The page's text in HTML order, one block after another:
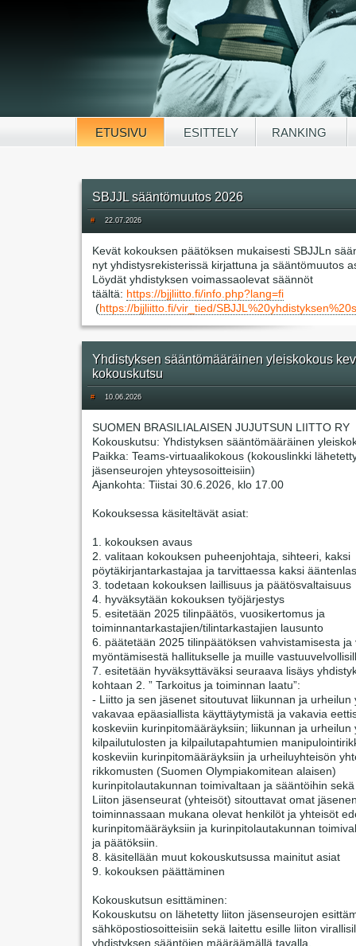
ETUSIVU ESITTELY RANKING
SBJJL sääntömuutos 2026
# 22.07.2026
Kevät kokouksen päätöksen mukaisesti SBJJLn
nyt yhdistysrekisterissä kirjattuna ja sääntömuutos
Löydät yhdistyksen voimassaolevat säännöt
täältä: https://bjjliitto.fi/info.php?lang=fi
(https://bjjliitto.fi/vir_tied/
Yhdistyksen sääntömääräinen yleiskokous
kokouskutsu
# 10.06.2026
SUOMEN BRASILIALAISEN JUJUTSUN LIITTO RY
Kokouskutsu: Yhdistyksen sääntömääräinen
Paikka: Teams-virtuaalikokous (kokouslinkki
jäsenseurojen yhteysosoitteisiin)
Ajankohta: Tiistai 30.6.2026, klo 17.00
Kokouksessa käsiteltävät asiat:
1. kokouksen avaus
2. valitaan kokouksen puheenjohtaja, sihteeri, kaksi
pöytäkirjantarkastajaa ja tarvittaessa kaksi
3. todetaan kokouksen laillisuus ja päätösvaltaisuus
4. hyväksytään kokouksen työjärjestys
5. esitetään 2025 tilinpäätös, vuosikertomus ja
toiminnantarkastajien/tilintarkastajien lausunto
6. päätetään 2025 tilinpäätöksen vahvistamisesta
myöntämisestä hallitukselle ja muille
7. esitetään hyväksyttäväksi seuraava lisäys
kohtaan 2. ” Tarkoitus ja toiminnan laatu”:
- Liitto ja sen jäsenet sitoutuvat liikunnan ja urheilun
vakavaa epäasiallista käyttäytymistä ja vakavia
koskeviin kurinpitomääräyksiin; liikunnan ja urheilun
kilpailutulosten ja kilpailutapahtumien
koskeviin kurinpitomääräyksiin ja urheiluyhteisön
rikkomusten (Suomen Olympiakomitean alaisen)
kurinpitolautakunnan toimivaltaan ja sääntöihin
Liiton jäsenseurat (yhteisöt) sitouttavat omat
toiminnassaan mukana olevat henkilöt ja yhteisöt
kurinpitomääräyksiin ja kurinpitolautakunnan
ja päätöksiin.
8. käsitellään muut kokouskutsussa mainitut asiat
9. kokouksen päättäminen
Kokouskutsun esittäminen:
Kokouskutsu on lähetetty liiton jäsenseurojen
sähköpostiosoitteisiin sekä laitettu esille liiton
yhdistyksen sääntöjen määräämällä tavalla.